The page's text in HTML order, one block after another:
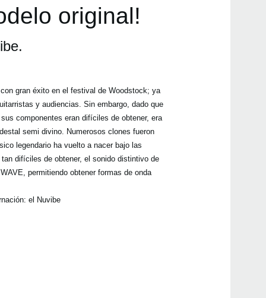
original!
gran éxito en el festival de Woodstock; ya
y audiencias. Sin embargo, dado que
componentes eran difíciles de obtener, era
semi divino. Numerosos clones fueron
legendario ha vuelto a nacer bajo las
difíciles de obtener, el sonido distintivo de
permitiendo obtener formas de onda
el Nuvibe